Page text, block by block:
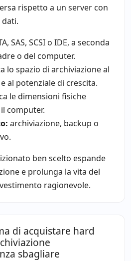
rispetto a un server con
dati.
SAS, SCSI o IDE, a seconda
o del computer.
lo spazio di archiviazione al
al potenziale di crescita.
le dimensioni fisiche
computer.
archiviazione, backup o
ben scelto espande
e prolunga la vita del
ragionevole.
di acquistare hard
sbagliare